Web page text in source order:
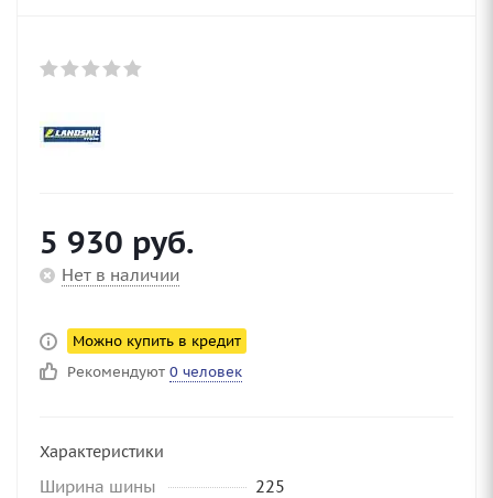
5 930 руб.
Нет в наличии
Можно купить в кредит
Рекомендуют 0 человек
Характеристики
Ширина шины
225